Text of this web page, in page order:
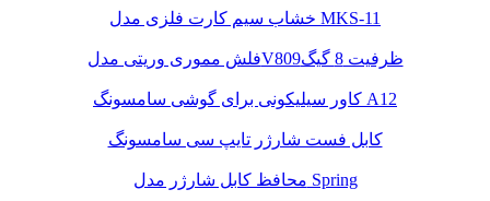
خشاب سیم کارت فلزی مدل MKS-11
فلش مموری وریتی مدلV809ظرفیت 8 گیگ
کاور سیلیکونی برای گوشی سامسونگ A12
کابل فست شارژر تایپ سی سامسونگ
محافظ کابل شارژر مدل Spring